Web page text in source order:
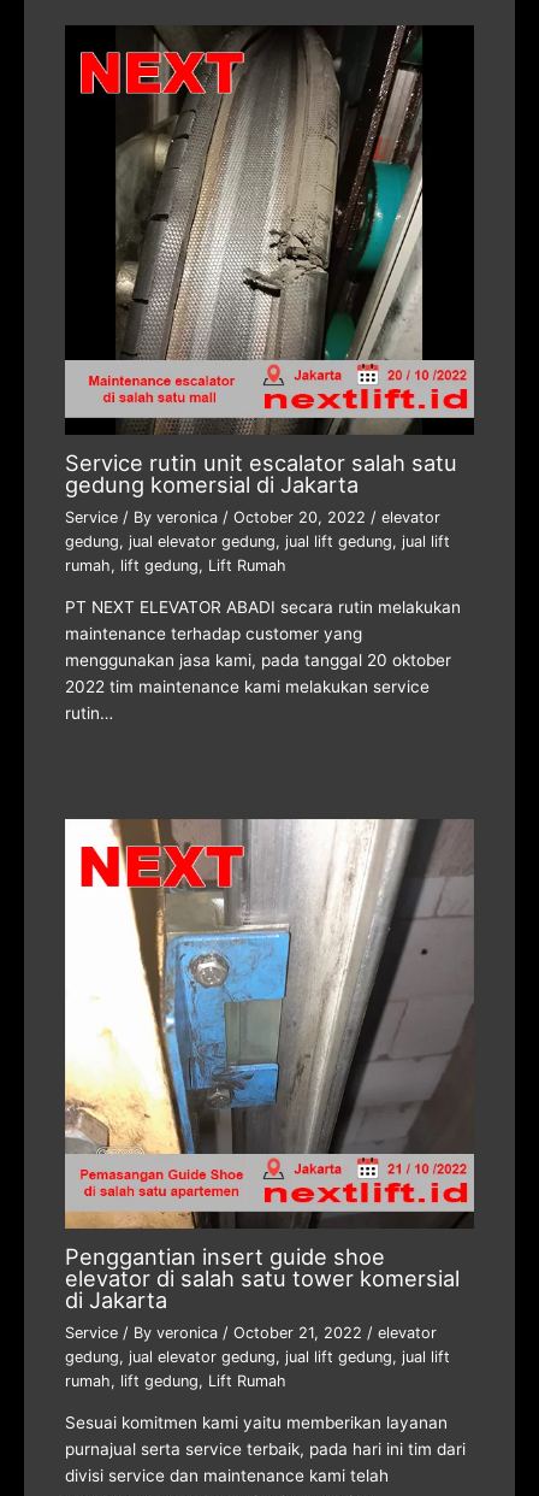
Service rutin unit escalator salah satu
gedung komersial di Jakarta
Service / Byveronica /October 20, 2022 /elevator
gedung, jual elevator gedung, jual lift gedung, jual lift
rumah, lift gedung, Lift Rumah
PT NEXT ELEVATOR ABADI secara rutin melakukan
maintenance terhadap customer yang
menggunakan jasa kami, pada tanggal 20 oktober
2022 tim maintenance kami melakukan service
rutin…
Penggantian insert guide shoe
elevator di salah satu tower komersial
di Jakarta
Service / Byveronica /October 21, 2022 /elevator
gedung, jual elevator gedung, jual lift gedung, jual lift
rumah, lift gedung, Lift Rumah
Sesuai komitmen kami yaitu memberikan layanan
purnajual serta service terbaik, pada hari ini tim dari
divisi service dan maintenance kami telah